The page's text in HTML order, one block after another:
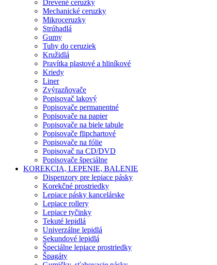
Drevené ceruzky
Mechanické ceruzky
Mikroceruzky
Strúhadlá
Gumy
Tuhy do ceruziek
Kružidlá
Pravítka plastové a hliníkové
Kriedy
Liner
Zvýrazňovače
Popisovač lakový
Popisovače permanentné
Popisovače na papier
Popisovače na biele tabule
Popisovače flipchartové
Popisovače na fólie
Popisovač na CD/DVD
Popisovače špeciálne
KOREKCIA, LEPENIE, BALENIE
Dispenzory pre lepiace pásky
Korekčné prostriedky
Lepiace pásky kancelárske
Lepiace rollery
Lepiace tyčinky
Tekuté lepidlá
Univerzálne lepidlá
Sekundové lepidlá
Špeciálne lepiace prostriedky
Špagáty